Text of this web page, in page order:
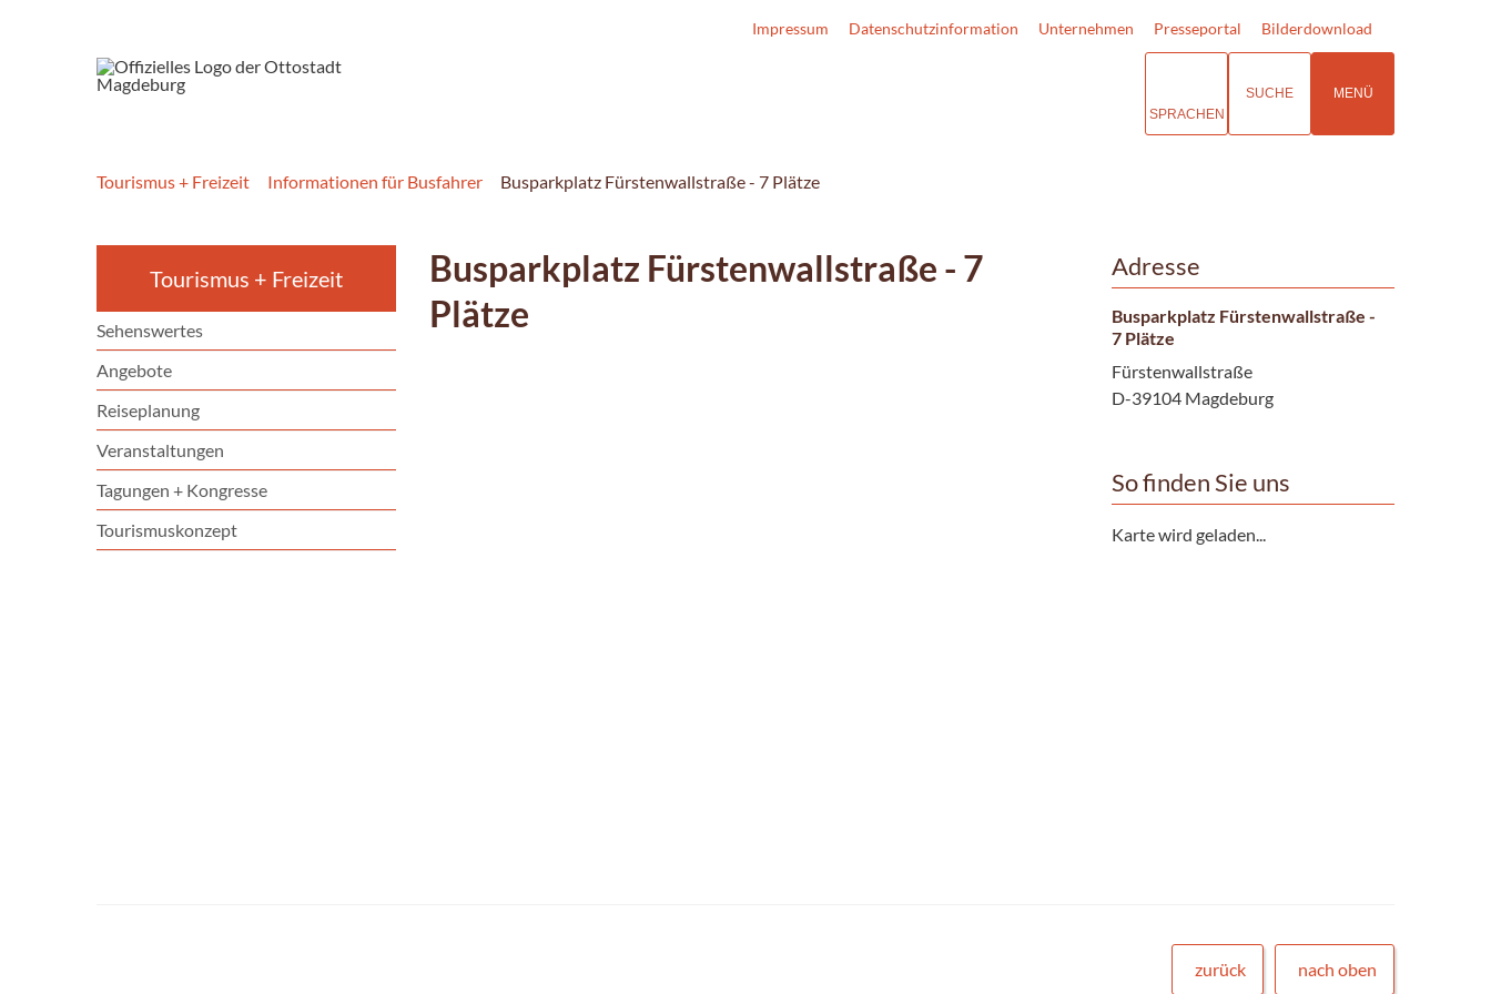
Impressum Datenschutzinformation Unternehmen Presseportal Bilderdownload
SPRACHEN
SUCHE MENÜ
Tourismus + Freizeit Informationen für Busfahrer Busparkplatz Fürstenwallstraße - 7 Plätze
Tourismus + Freizeit
Sehenswertes
Angebote
Reiseplanung
Veranstaltungen
Tagungen + Kongresse
Tourismuskonzept
Busparkplatz Fürstenwallstraße - 7
Plätze
Adresse
Busparkplatz Fürstenwallstraße -
7 Plätze
Fürstenwallstraße
D-39104 Magdeburg
So finden Sie uns
Karte wird geladen...
zurück nach oben